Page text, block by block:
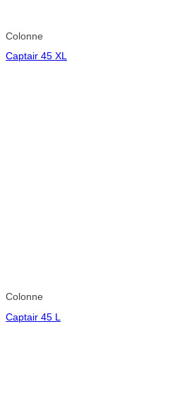
Colonne
Captair 45 XL
Colonne
Captair 45 L